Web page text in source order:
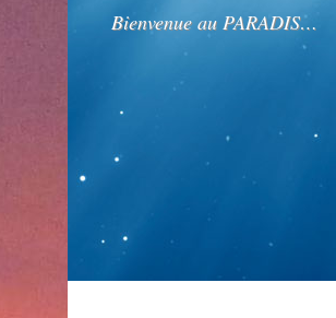
Bienvenue au PARADIS…